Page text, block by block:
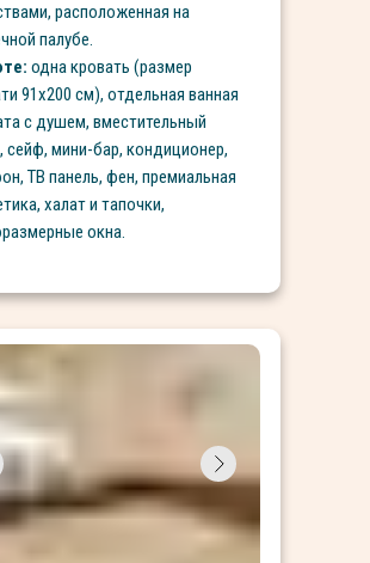
расположенная на
палубе.
одна кровать (размер
91х200 см), отдельная ванная
с душем, вместительный
мини-бар, кондиционер,
ТВ панель, фен, премиальная
халат и тапочки,
окна.